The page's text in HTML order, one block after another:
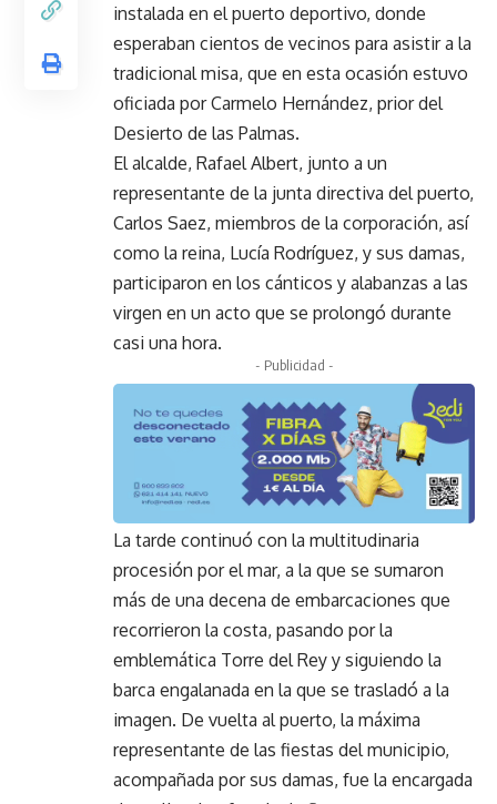
instalada en el puerto deportivo, donde
esperaban cientos de vecinos para asistir a la
tradicional misa, que en esta ocasión estuvo
oficiada por Carmelo Hernández, prior del
Desierto de las Palmas.
El alcalde, Rafael Albert, junto a un
representante de la junta directiva del puerto,
Carlos Saez, miembros de la corporación, así
como la reina, Lucía Rodríguez, y sus damas,
participaron en los cánticos y alabanzas a las
virgen en un acto que se prolongó durante
casi una hora.
- Publicidad -
La tarde continuó con la multitudinaria
procesión por el mar, a la que se sumaron
más de una decena de embarcaciones que
recorrieron la costa, pasando por la
emblemática Torre del Rey y siguiendo la
barca engalanada en la que se trasladó a la
imagen. De vuelta al puerto, la máxima
representante de las fiestas del municipio,
acompañada por sus damas, fue la encargada